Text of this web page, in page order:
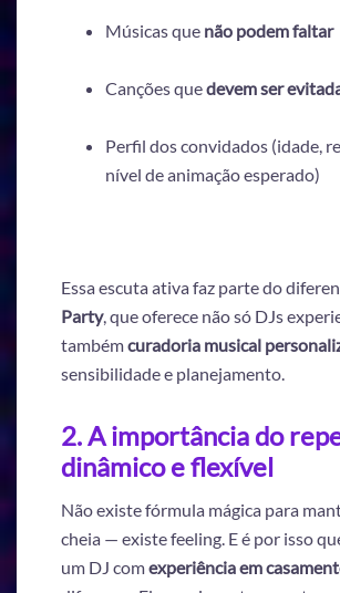
Músicas que não podem faltar
Canções quedevem ser
Perfil dos convidados (idade,
nível de animação esperado)
Essa escuta ativa faz parte do
Party, que oferece não só DJs
tambémcuradoria musical
sensibilidade e planejamento.
2. A importância do
dinâmico e flexível
Não existe fórmula mágica para
cheia — existe feeling. E é por isso
um DJ comexperiência em